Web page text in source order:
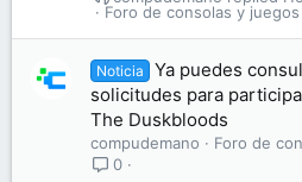
Foro de consolas y juegos
Noticia
Ya puedes
solicitudes para
The Duskbloods
compudemano
Foro de
0